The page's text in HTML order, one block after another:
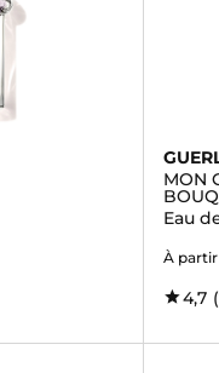
MON
Eau
À
4,7